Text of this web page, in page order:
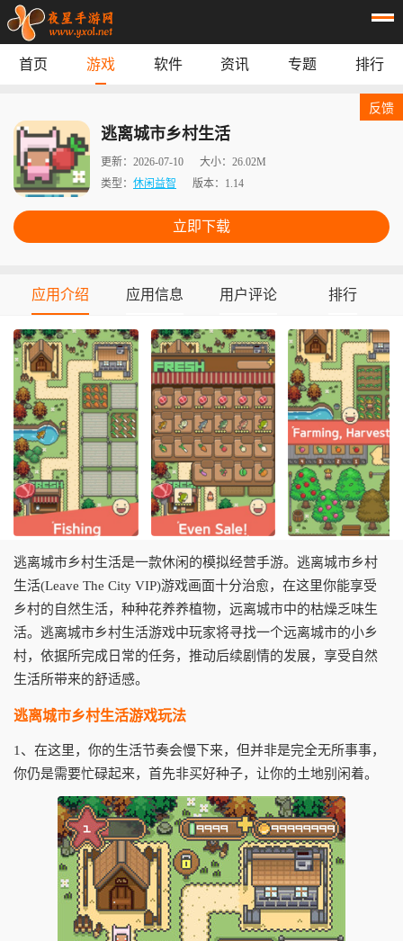
专题 榜单
首页 游戏 软件 资讯 专题 排行
逃离城市乡村生活
更新： 2026-07-10 大小： 26.02M
类型： 休闲益智 版本： 1.14
立即下载
反馈
应用介绍 应用信息 用户评论 排行
逃离城市乡村生活是一款休闲的模拟经营手游。逃离城市乡村
生活(Leave The City VIP)游戏画面十分治愈，在这里你能享受
乡村的自然生活，种种花养养植物，远离城市中的枯燥乏味生
活。逃离城市乡村生活游戏中玩家将寻找一个远离城市的小乡
村，依据所完成日常的任务，推动后续剧情的发展，享受自然
生活所带来的舒适感。
逃离城市乡村生活游戏玩法
1、在这里，你的生活节奏会慢下来，但并非是完全无所事事，
你仍是需要忙碌起来，首先非买好种子，让你的土地别闲着。